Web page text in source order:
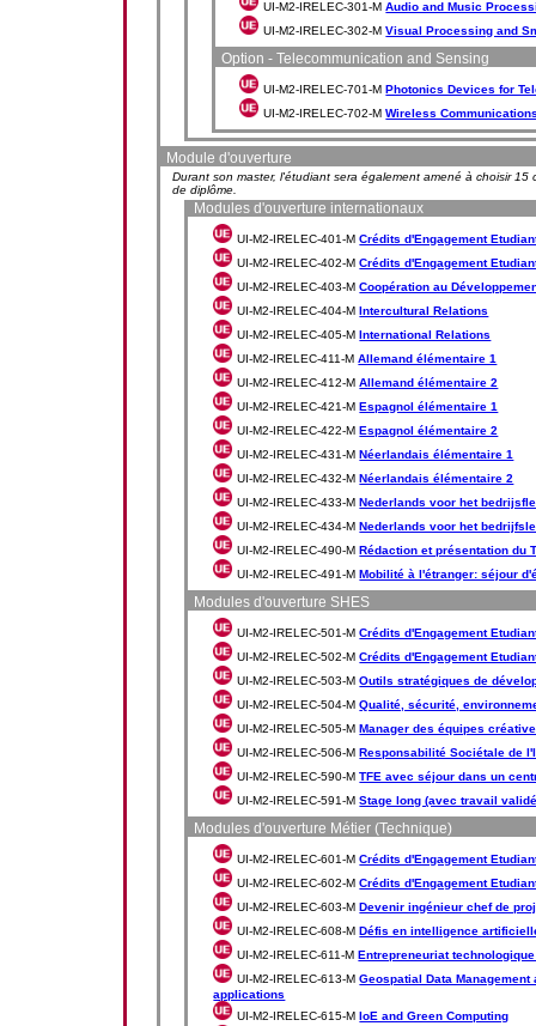
UI-M2-IRELEC-301-MAudio and Music
UI-M2-IRELEC-302-MVisual Processing and
Option - Telecommunication and Sensing
UI-M2-IRELEC-701-MPhotonics Devices for
UI-M2-IRELEC-702-MWireless
Module d'ouverture
Durant son master, l'étudiant sera également amené à choisir
de diplôme.
Modules d'ouverture internationaux
UI-M2-IRELEC-401-MCrédits d'Engagement
UI-M2-IRELEC-402-MCrédits d'Engagement
UI-M2-IRELEC-403-MCoopération au
UI-M2-IRELEC-404-MIntercultural Relations
UI-M2-IRELEC-405-MInternational Relations
UI-M2-IRELEC-411-MAllemand élémentaire 1
UI-M2-IRELEC-412-MAllemand élémentaire 2
UI-M2-IRELEC-421-MEspagnol élémentaire 1
UI-M2-IRELEC-422-MEspagnol élémentaire 2
UI-M2-IRELEC-431-MNéerlandais élémentaire 1
UI-M2-IRELEC-432-MNéerlandais élémentaire 2
UI-M2-IRELEC-433-MNederlands voor het
UI-M2-IRELEC-434-MNederlands voor het
UI-M2-IRELEC-490-MRédaction et présentation du
UI-M2-IRELEC-491-MMobilité à l'étranger: séjour
Modules d'ouverture SHES
UI-M2-IRELEC-501-MCrédits d'Engagement
UI-M2-IRELEC-502-MCrédits d'Engagement
UI-M2-IRELEC-503-MOutils stratégiques de
UI-M2-IRELEC-504-MQualité, sécurité,
UI-M2-IRELEC-505-MManager des équipes
UI-M2-IRELEC-506-MResponsabilité Sociétale de
UI-M2-IRELEC-590-MTFE avec séjour dans un
UI-M2-IRELEC-591-MStage long (avec travail
Modules d'ouverture Métier (Technique)
UI-M2-IRELEC-601-MCrédits d'Engagement
UI-M2-IRELEC-602-MCrédits d'Engagement
UI-M2-IRELEC-603-MDevenir ingénieur chef de
UI-M2-IRELEC-608-MDéfis en intelligence
UI-M2-IRELEC-611-MEntrepreneuriat
UI-M2-IRELEC-613-MGeospatial Data
applications
UI-M2-IRELEC-615-MIoE and Green Computing